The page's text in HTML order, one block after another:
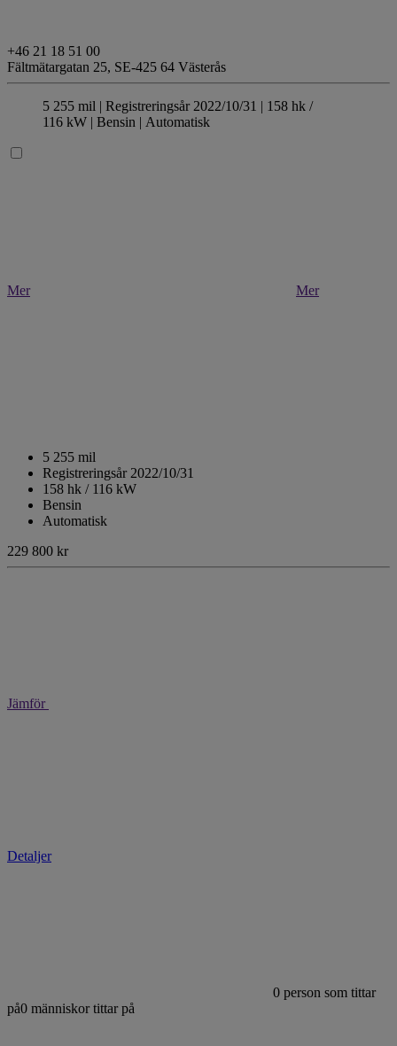
+46 21 18 51 00
Fältmätargatan 25, SE-425 64 Västerås
5 255 mil | Registreringsår 2022/10/31 | 158 hk /
116 kW | Bensin | Automatisk
Mer Mer
5 255 mil
Registreringsår 2022/10/31
158 hk / 116 kW
Bensin
Automatisk
229 800 kr
Jämför
Detaljer
0 person som tittar
på0 människor tittar på